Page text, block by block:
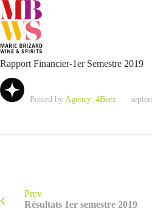
Rapport Financier-1er Semestre 2019
Posted by Agency_4Beez
Prev
Résultats 1er semestre 2019